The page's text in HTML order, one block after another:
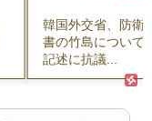
韓国外交省、防衛
書の竹島について
記述に抗議...